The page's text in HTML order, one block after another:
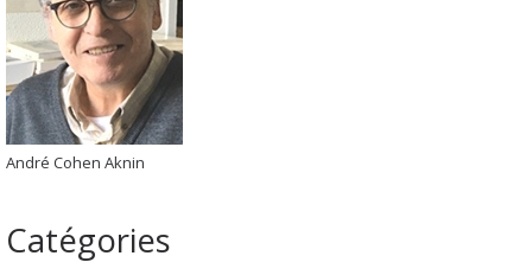
André Cohen Aknin
Catégories